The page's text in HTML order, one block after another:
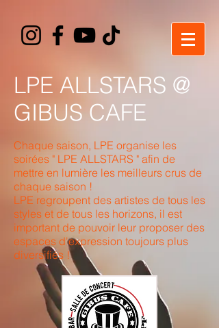
LPE ALLSTARS @
GIBUS CAFE
Chaque saison, LPE organise les
soirées " LPE ALLSTARS " afin de
mettre en lumière les meilleurs crus de
chaque saison !
LPE regroupent des artistes de tous les
styles et de tous les horizons, il est
important de pouvoir leur proposer des
espaces d'expression toujours plus
diversifiés !